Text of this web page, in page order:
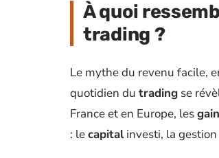
À quoi
trading ?
Le mythe du revenu facile,
quotidien du trading se
France et en Europe, les
: lecapitalinvesti, la gestion